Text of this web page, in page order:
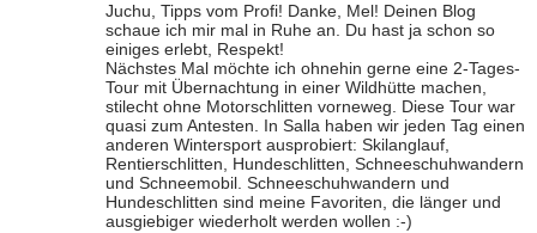
Juchu, Tipps vom Profi! Danke, Mel! Deinen Blog
schaue ich mir mal in Ruhe an. Du hast ja schon so
einiges erlebt, Respekt!
Nächstes Mal möchte ich ohnehin gerne eine 2-Tages-
Tour mit Übernachtung in einer Wildhütte machen,
stilecht ohne Motorschlitten vorneweg. Diese Tour war
quasi zum Antesten. In Salla haben wir jeden Tag einen
anderen Wintersport ausprobiert: Skilanglauf,
Rentierschlitten, Hundeschlitten, Schneeschuhwandern
und Schneemobil. Schneeschuhwandern und
Hundeschlitten sind meine Favoriten, die länger und
ausgiebiger wiederholt werden wollen :-)